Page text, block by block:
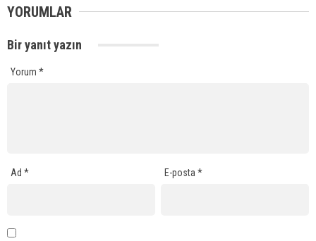
YORUMLAR
Bir yanıt yazın
Yorum *
Ad * E-posta*